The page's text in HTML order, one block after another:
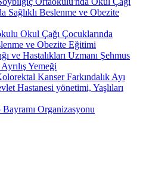
Sağlıklı Beslenme ve Obezite
Okul Çağı Çocuklarında
ve Obezite Eğitimi
ve Hastalıkları Uzmanı Şehmus
Yemeği
Kanser Farkındalık Ayı
Hastanesi yönetimi, Yaşlıları
Bayramı Organizasyonu